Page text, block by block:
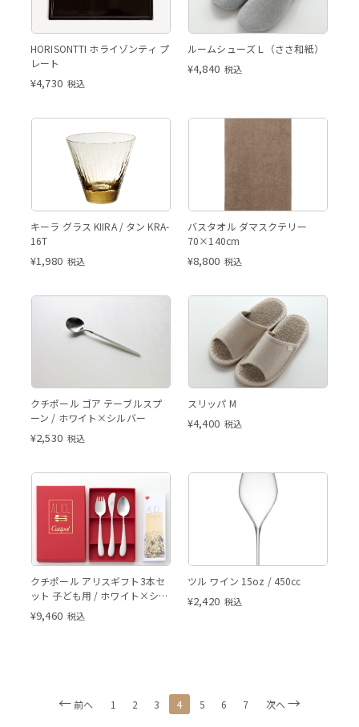
HORISONTTI ホライゾンティ プ
レート
¥4,730 税込
ルームシューズＬ（ささ和紙）
¥4,840 税込
キーラ グラス KIIRA / タン KRA-
16T
¥1,980 税込
バスタオル ダマスクテリー
70×140cm
¥8,800 税込
クチポール ゴア テーブルスプ
ーン / ホワイト×シルバー
¥2,530 税込
スリッパ M
¥4,400 税込
クチポール アリスギフト3本セ
ット 子ども用 / ホワイト×シル
バー
¥9,460 税込
ツル ワイン 15oz / 450cc
¥2,420 税込
前へ 1 2 3 4 5 6 7 次へ